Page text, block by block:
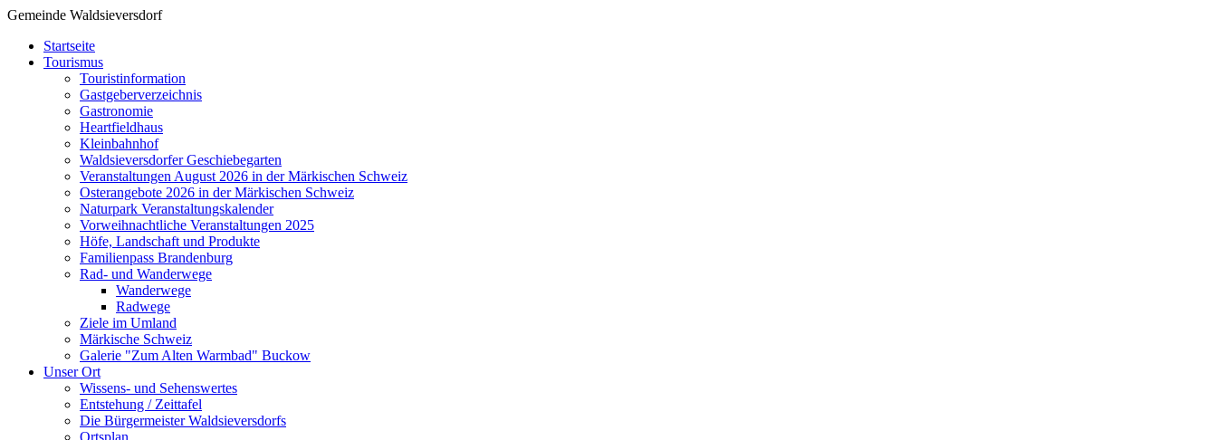
Gemeinde Waldsieversdorf
Startseite
Tourismus
Touristinformation
Gastgeberverzeichnis
Gastronomie
Heartfieldhaus
Kleinbahnhof
Waldsieversdorfer Geschiebegarten
Veranstaltungen August 2026 in der Märkischen Schweiz
Osterangebote 2026 in der Märkischen Schweiz
Naturpark Veranstaltungskalender
Vorweihnachtliche Veranstaltungen 2025
Höfe, Landschaft und Produkte
Familienpass Brandenburg
Rad- und Wanderwege
Wanderwege
Radwege
Ziele im Umland
Märkische Schweiz
Galerie "Zum Alten Warmbad" Buckow
Unser Ort
Wissens- und Sehenswertes
Entstehung / Zeittafel
Die Bürgermeister Waldsieversdorfs
Ortsplan